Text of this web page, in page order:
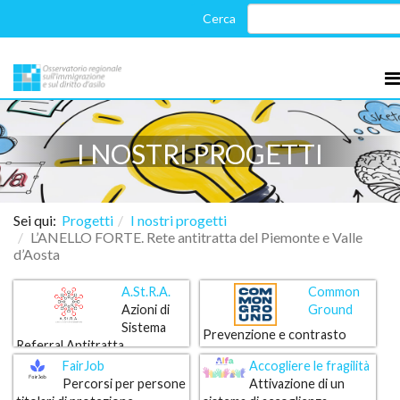
I NOSTRI PROGETTI
Sei qui: Progetti
I nostri progetti
L’ANELLO FORTE. Rete antitratta del Piemonte e Valle
d’Aosta
A.St.R.A.
Azioni di
Sistema
Referral Antitratta
Common
Ground
Prevenzione e contrasto
delle forme di distorsione del
mercato del lavoro
Il progetto si propone di
prevenire e contrastare le
forme di distorsione del
FairJob
Percorsi per persone
Accogliere le fragilità
Attivazione di un